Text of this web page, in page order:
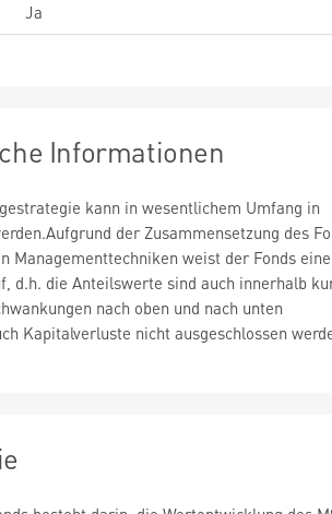
Ja
Informationen
kann in wesentlichem Umfang in
der Zusammensetzung des
Managementtechniken weist der Fonds eine
d.h. die Anteilswerte sind auch innerhalb
nach oben und nach unten
Kapitalverluste nicht ausgeschlossen